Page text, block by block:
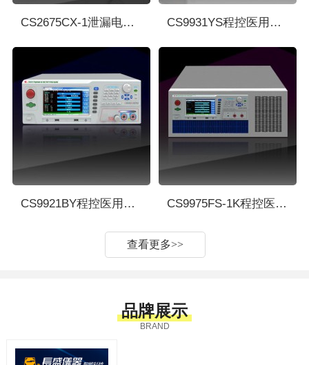
CS2675CX-1泄漏电流测试仪 长盛 CS9931YS程控医用安规综合测试仪 长盛
CS9921BY程控医用安规综合测试仪 长盛 CS9975FS-1K程控医用泄漏电流测试仪 长盛
查看更多>>
品牌展示
BRAND